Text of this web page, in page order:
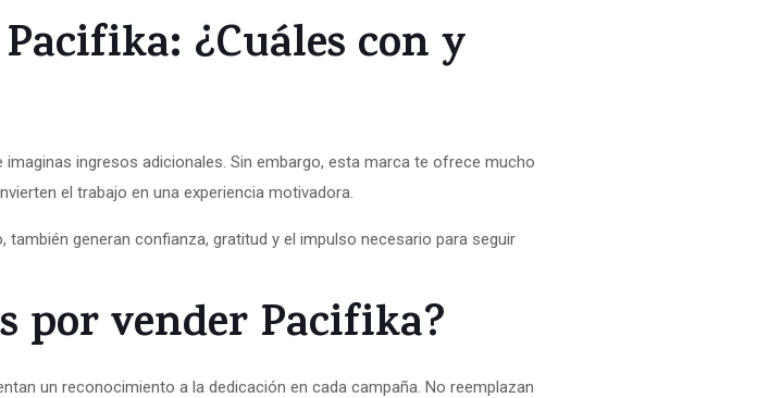
¿Cuáles con y
ingresos adicionales. Sin embargo, esta marca te ofrece mucho
el trabajo en una experiencia motivadora.
también generan confianza, gratitud y el impulso necesario para seguir
por vender Pacifika?
un reconocimiento a la dedicación en cada campaña. No reemplazan